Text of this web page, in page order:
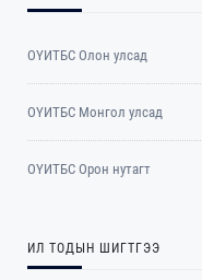
ОҮИТБС Олон улсад
ОYИТБС Монгол улсад
ОYИТБС Орон нутагт
ИЛ ТОДЫН ШИГТГЭЭ